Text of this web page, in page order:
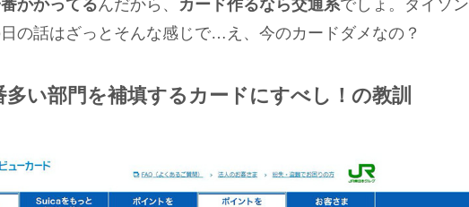
かかってるんだから、 カード作るなら交通系でしょ。ダイソン
の話はざっとそんな感じで…え、今のカードダメなの？
多い部門を補填するカードにすべし！の教訓